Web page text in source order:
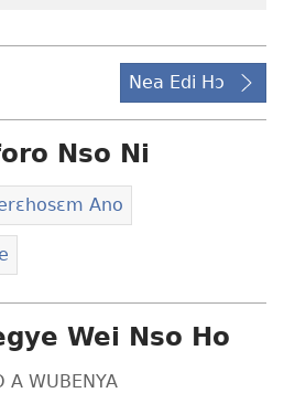
Nea Edi Hɔ
Nso Ni
Ano
Wei Nso Ho
A WUBENYA